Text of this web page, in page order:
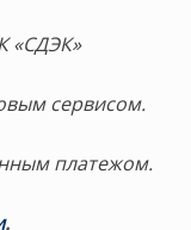
«СДЭК»
сервисом.
платежом.
.